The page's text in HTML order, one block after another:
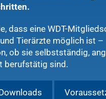
dass eine WDT-
Tierärzte möglich ist –
ob sie selbstständig,
berufstätig sind.